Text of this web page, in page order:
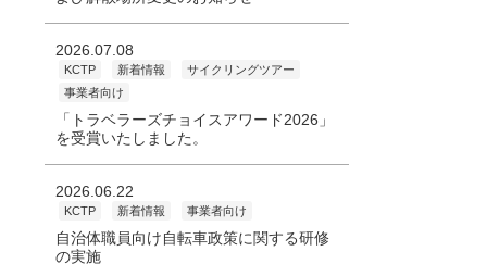
2026.07.08
KCTP 新着情報
サイクリングツアー
事業者向け
「トラベラーズチョイスアワード2026」
を受賞いたしました。
2026.06.22
KCTP 新着情報 事業者向け
自治体職員向け自転車政策に関する研修
の実施